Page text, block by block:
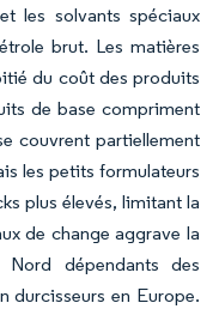
les solvants spéciaux
brut. Les matières
du coût des produits
de base compriment
couvrent partiellement
les petits formulateurs
plus élevés, limitant la
de change aggrave la
dépendants des
durcisseurs en Europe.